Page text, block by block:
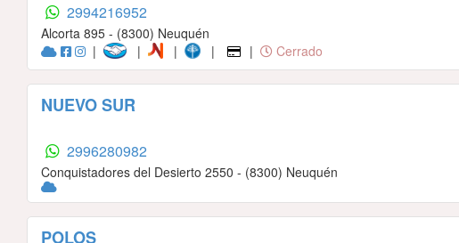
2994216952
Alcorta 895 - (8300) Neuquén
|
| | | | Cerrado
NUEVO SUR
2996280982
Conquistadores del Desierto 2550 - (8300) Neuquén
POLOS